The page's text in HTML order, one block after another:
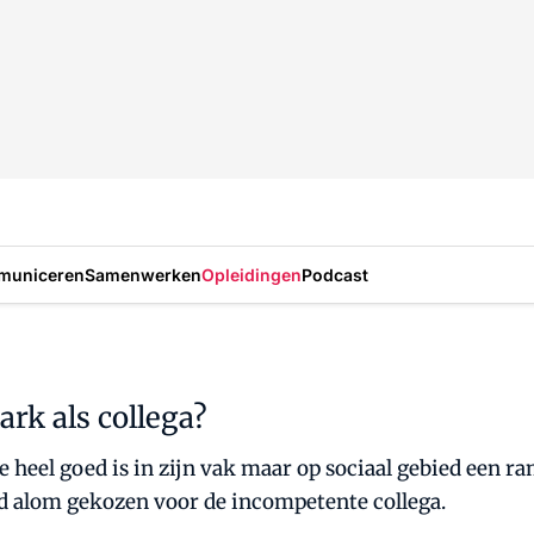
SamenwerkenOpleidingenPodcast
als collega?
goed is in zijn vak maar op sociaal gebied een
gekozen voor de incompetente collega.